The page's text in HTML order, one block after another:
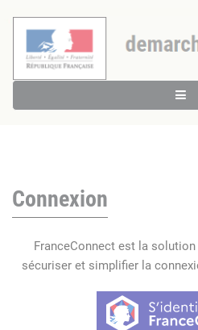
Connexion
FranceConnect est la
sécuriser et simplifier la